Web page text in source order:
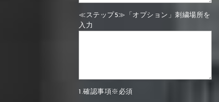
≪ステップ5≫「オプション」刺繍場所を
入力
1.確認事項※必須